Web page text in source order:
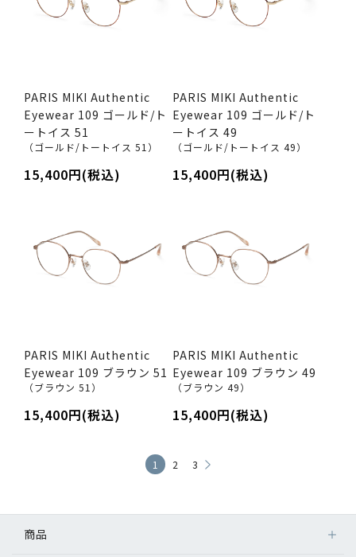
PARIS MIKI Authentic
Eyewear 109 ゴールド/ト
ートイス 51
（ゴールド/トートイス 51）
15,400円(税込)
PARIS MIKI Authentic
Eyewear 109 ゴールド/ト
ートイス 49
（ゴールド/トートイス 49）
15,400円(税込)
PARIS MIKI Authentic
Eyewear 109 ブラウン 51
（ブラウン 51）
15,400円(税込)
PARIS MIKI Authentic
Eyewear 109 ブラウン 49
（ブラウン 49）
15,400円(税込)
1 2 3
商品